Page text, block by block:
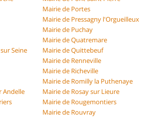
Mairie de Portes
Mairie de Pressagny l'Orgueilleux
Mairie de Puchay
Mairie de Quatremare
Seine
Mairie de Quittebeuf
Mairie de Renneville
Mairie de Richeville
Mairie de Romilly la Puthenaye
Andelle
Mairie de Rosay sur Lieure
Mairie de Rougemontiers
Mairie de Rouvray